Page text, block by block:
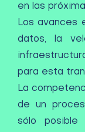
en las
Los avances
datos, la
para esta
La
de un
sólo